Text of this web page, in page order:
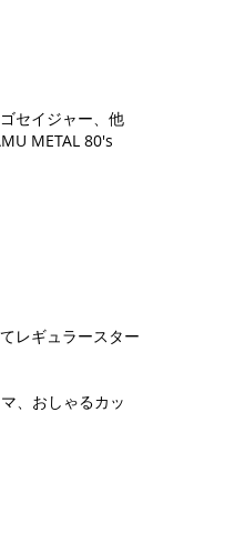
セイジャー、他
METAL 80's
レギュラースター
、おしゃるカッ